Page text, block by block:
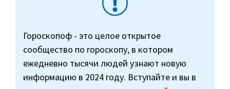
Гороскопоф - это целое открытое
сообщество по гороскопу, в котором
ежедневно тысячи людей узнают новую
информацию в 2024 году. Вступайте и вы в